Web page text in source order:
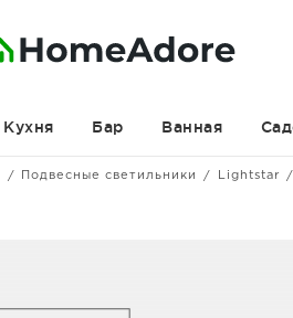
Кухня Бар Ванная
Подвесные светильники Lightstar